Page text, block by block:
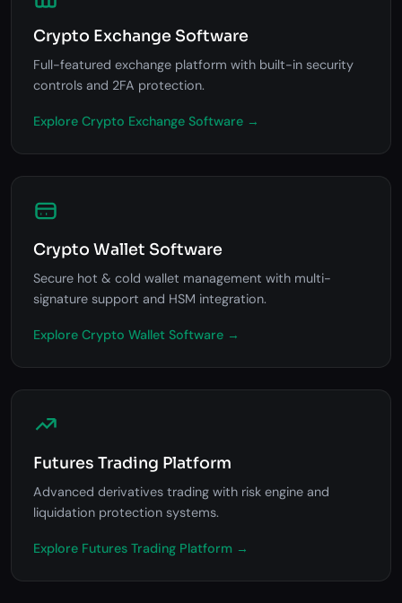
Crypto Exchange Software
Full-featured exchange platform with built-in security
controls and 2FA protection.
Explore Crypto Exchange Software →
Crypto Wallet Software
Secure hot & cold wallet management with multi-
signature support and HSM integration.
Explore Crypto Wallet Software →
Futures Trading Platform
Advanced derivatives trading with risk engine and
liquidation protection systems.
Explore Futures Trading Platform →